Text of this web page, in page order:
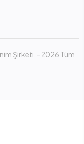
Şirketi. - 2026 Tüm